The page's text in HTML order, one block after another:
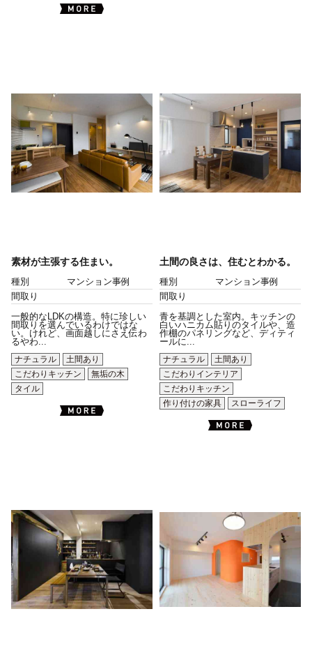
素材が主張する住まい。
種別
マンション事例
間取り
一般的なLDKの構造。特に珍しい
間取りを選んでいるわけではな
い。けれど、画面越しにさえ伝わ
るやわ...
ナチュラル
土間あり
こだわりキッチン
無垢の木
タイル
土間の良さは、住むとわかる。
種別
マンション事例
間取り
青を基調とした室内。キッチンの
白いハニカム貼りのタイルや、造
作棚のパネリングなど、ディティ
ールに...
ナチュラル
土間あり
こだわりインテリア
こだわりキッチン
作り付けの家具
スローライフ